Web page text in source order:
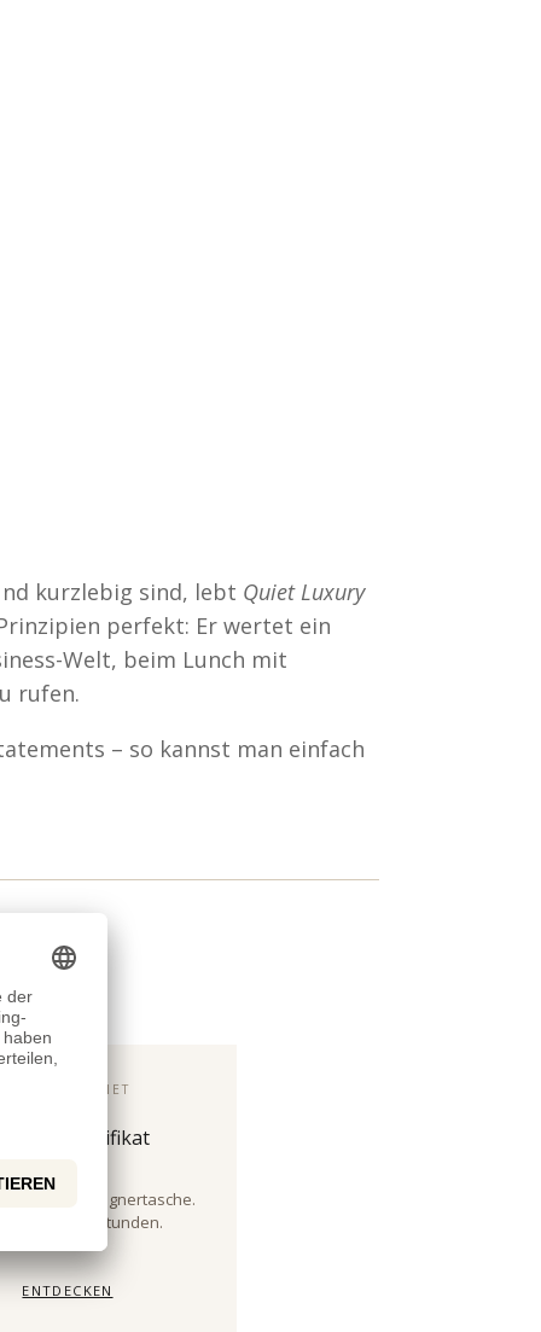
kurzlebig sind, lebt Quiet Luxury
perfekt: Er wertet ein
Welt, beim Lunch mit
rufen.
– so kannst man einfach
LUXURY PLANET
für Ihre Designertasche.
In 24–48 Stunden.
ENTDECKEN